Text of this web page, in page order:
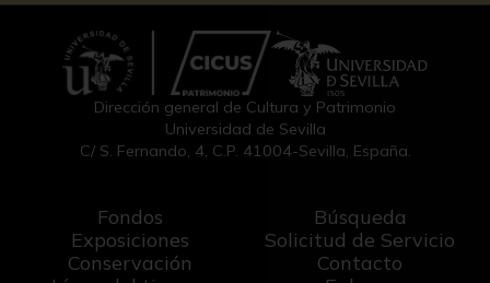
Dirección general de Cultura y Patrimonio
Universidad de Sevilla
C/ S. Fernando, 4, C.P. 41004-Sevilla, España.
Fondos
Exposiciones
Conservación
Búsqueda
Solicitud de Servicio
Contacto